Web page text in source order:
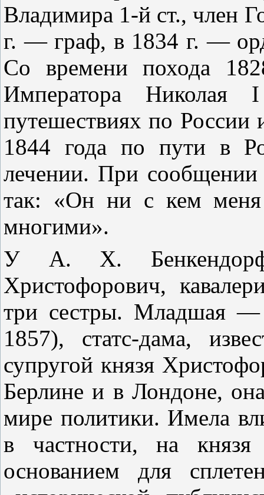
Владимира 1-й ст., член
г. — граф, в 1834 г. —
Со времени похода
Императора
путешествиях по России
1844 года по пути в
лечении. При сообщении
так: «Он ни с кем
многими».
У А. X.
Христофорович,
три сестры. Младшая —
1857), статс-дама,
супругой князя
Берлине и в Лондоне,
мире политики. Имела
в частности, на князя
основанием для